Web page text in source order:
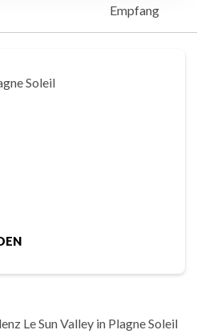
Empfang
Soleil
Le Sun Valley in Plagne Soleil